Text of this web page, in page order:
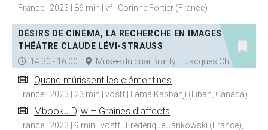
France | 2023 | 86 min | vf | Corinne Fortier (France)
DÉSIRS DE CINÉMA, LA RECHERCHE EN IMAGES |
THÉÂTRE CLAUDE LÉVI-STRAUSS
14:30 - 16:00
Musée du quai Branly – Jacques Chirac
Quand mûrissent les clémentines
France | 2023 | 23 min | vostf | Lama Kabbanji (Liban, Canada)
Mbooku Djiw – Graines d’affects
France | 2023 | 9 min | vostf | Frédérique Jankowski (France),